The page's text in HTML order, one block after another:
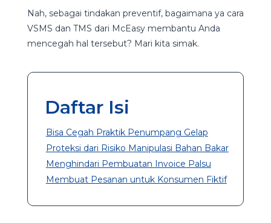
Nah, sebagai tindakan preventif, bagaimana ya cara
VSMS dan TMS dari McEasy membantu Anda
mencegah hal tersebut? Mari kita simak.
Daftar Isi
Bisa Cegah Praktik Penumpang Gelap
Proteksi dari Risiko Manipulasi Bahan Bakar
Menghindari Pembuatan Invoice Palsu
Membuat Pesanan untuk Konsumen Fiktif